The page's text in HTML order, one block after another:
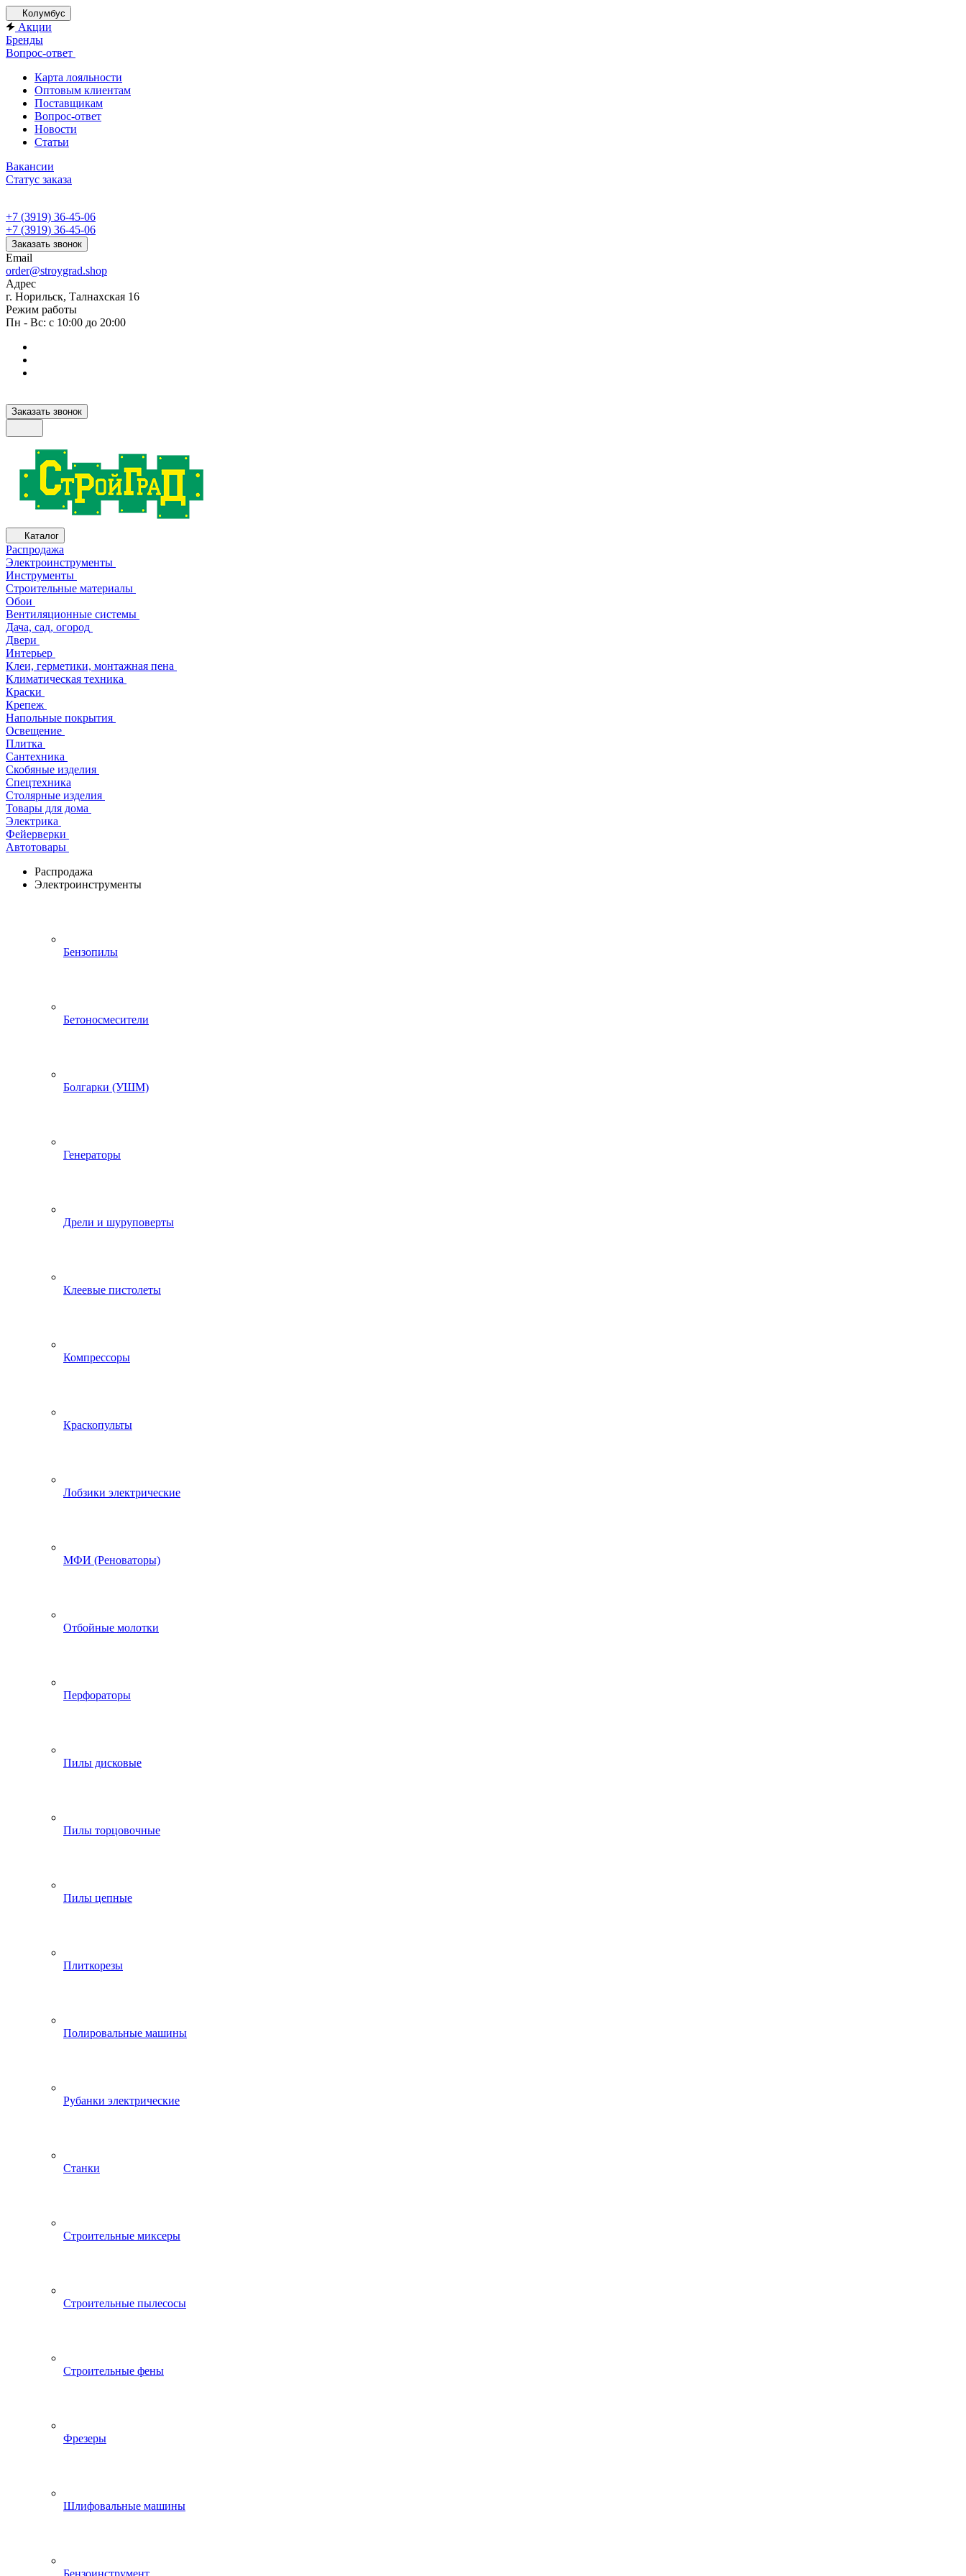
Колумбус
Акции
Бренды
Вопрос-ответ
Карта лояльности
Оптовым клиентам
Поставщикам
Вопрос-ответ
Новости
Статьи
Вакансии
Статус заказа
+7 (3919) 36-45-06
+7 (3919) 36-45-06
Заказать звонок
Email
order@stroygrad.shop
Адрес
г. Норильск, Талнахская 16
Режим работы
Пн - Вс: с 10:00 до 20:00
Заказать звонок
Каталог
Распродажа
Электроинструменты
Инструменты
Строительные материалы
Обои
Вентиляционные системы
Дача, сад, огород
Двери
Интерьер
Клеи, герметики, монтажная пена
Климатическая техника
Краски
Крепеж
Напольные покрытия
Освещение
Плитка
Сантехника
Скобяные изделия
Спецтехника
Столярные изделия
Товары для дома
Электрика
Фейерверки
Автотовары
Распродажа
Электроинструменты
Бензопилы
Бетоносмесители
Болгарки (УШМ)
Генераторы
Дрели и шуруповерты
Клеевые пистолеты
Компрессоры
Краскопульты
Лобзики электрические
МФИ (Реноваторы)
Отбойные молотки
Перфораторы
Пилы дисковые
Пилы торцовочные
Пилы цепные
Плиткорезы
Полировальные машины
Рубанки электрические
Станки
Строительные миксеры
Строительные пылесосы
Строительные фены
Фрезеры
Шлифовальные машины
Бензоинструмент